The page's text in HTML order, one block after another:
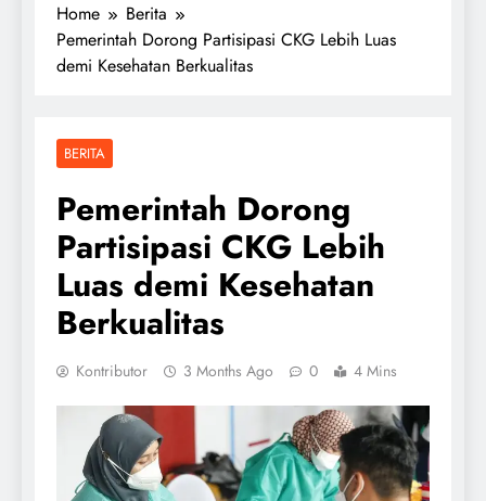
Home
Berita
Pemerintah Dorong Partisipasi CKG Lebih Luas
demi Kesehatan Berkualitas
BERITA
Pemerintah Dorong
Partisipasi CKG Lebih
Luas demi Kesehatan
Berkualitas
Kontributor 3 Months Ago 0 4 Mins